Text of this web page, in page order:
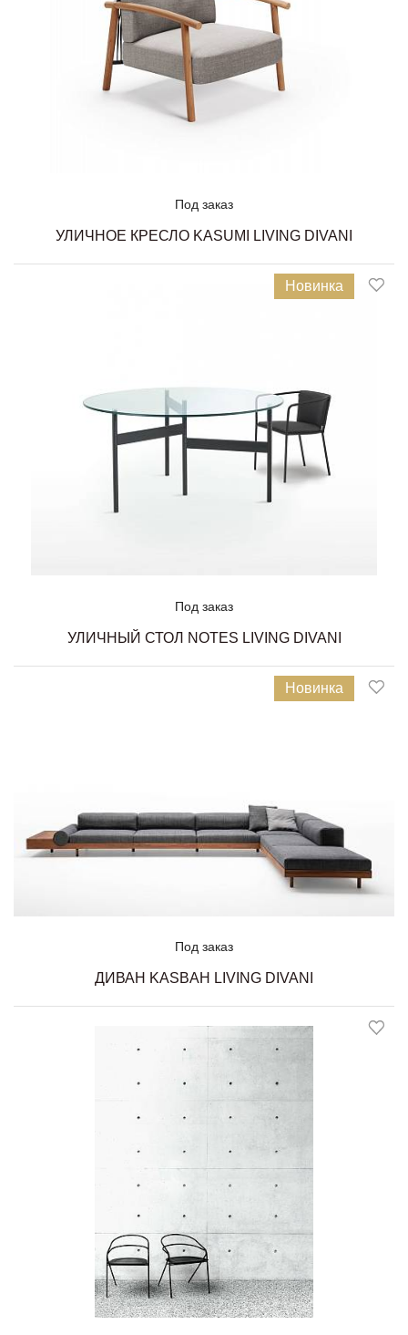
Под заказ
УЛИЧНОЕ КРЕСЛО KASUMI LIVING DIVANI
Новинка
Под заказ
УЛИЧНЫЙ СТОЛ NOTES LIVING DIVANI
Новинка
Под заказ
ДИВАН KASBAH LIVING DIVANI